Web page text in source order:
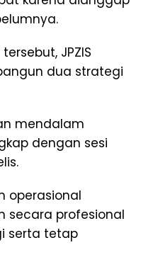
JPZIS
dua strategi
mendalam
dengan sesi
operasional
secara profesional
serta tetap